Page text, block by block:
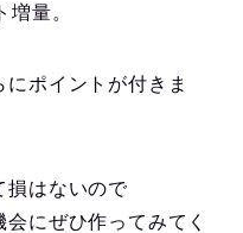
量。
ポイントが付きま
損はないので
にぜひ作ってみてく